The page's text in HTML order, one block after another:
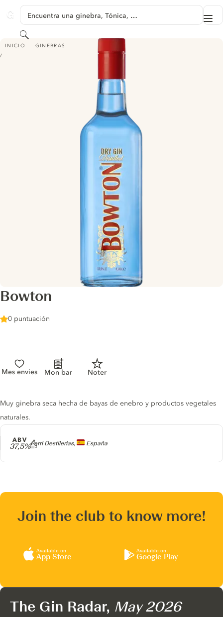
GINVENTORY
Encuentra una ginebra, Tónica, …
Buscar
INICIO GINEBRAS
BOWTON
Bowton
0 puntuación
Mes envies Mon bar Noter
Producer
Ferri Destilerias, España
ABV
37,5%
Gin description
Muy ginebra seca hecha de bayas de enebro y productos vegetales
naturales.
Join the club to know more!
Available on
App Store
Available on
Google Play
The Gin Radar, May 2026